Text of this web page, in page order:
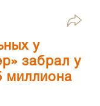
у
забрал у
миллиона